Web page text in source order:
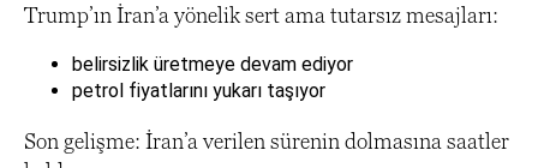
Trump’ın İran’a yönelik sert ama tutarsız mesajları:
belirsizlik üretmeye devam ediyor
petrol fiyatlarını yukarı taşıyor
Son gelişme: İran’a verilen sürenin dolmasına saatler